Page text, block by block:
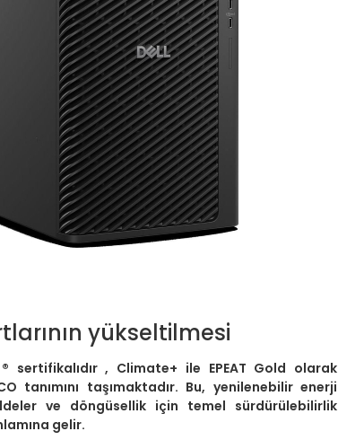
yükseltilmesi
® sertifikalıdır , Climate+ ile EPEAT Gold olarak
tanımını taşımaktadır. Bu, yenilenebilir enerji
ve döngüsellik için temel sürdürülebilirlik
gelir.